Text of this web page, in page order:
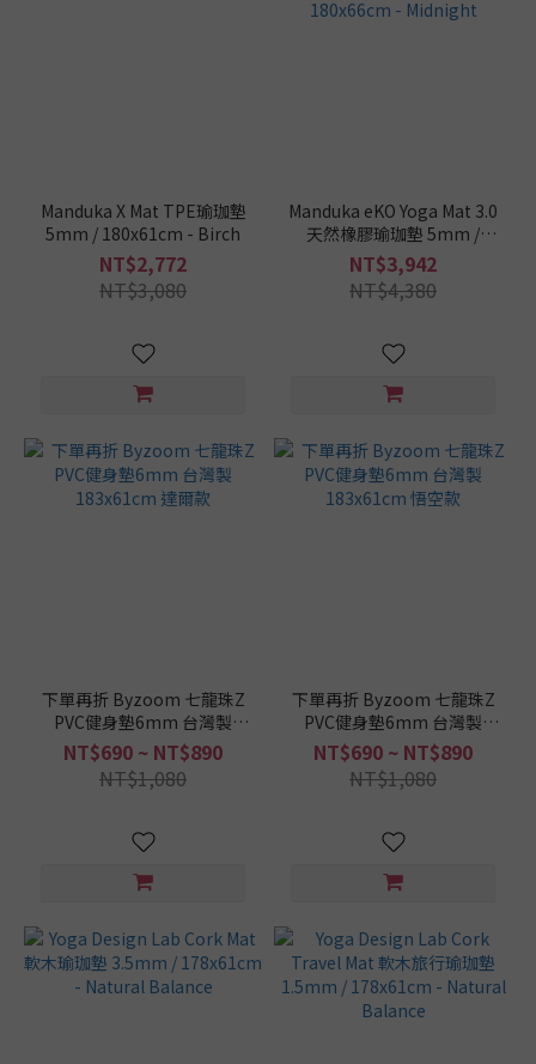
Manduka X Mat TPE瑜珈墊
5mm / 180x61cm - Birch
NT$2,772
NT$3,080
Manduka eKO Yoga Mat 3.0
天然橡膠瑜珈墊 5mm /
180x66cm - Midnight
NT$3,942
NT$4,380
下單再折 Byzoom 七龍珠Z
PVC健身墊6mm 台灣製
183x61cm 達爾款
NT$690 ~ NT$890
NT$1,080
下單再折 Byzoom 七龍珠Z
PVC健身墊6mm 台灣製
183x61cm 悟空款
NT$690 ~ NT$890
NT$1,080